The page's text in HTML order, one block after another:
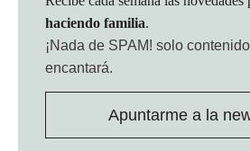
haciendo familia.
¡Nada de SPAM! solo
encantará.
Apuntarme a la